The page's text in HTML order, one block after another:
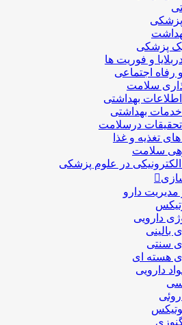
پزشکی
و فوريت ها
رفاه اجتماعی
سلامت
بهداشتی
بهداشتی
درسلامت
تغذیه و غذا
سلامت
الکترونیکی در علوم پزشکی
مديريت دارو
دارویی
بالينی
سنتی
هسته ای
دارویی